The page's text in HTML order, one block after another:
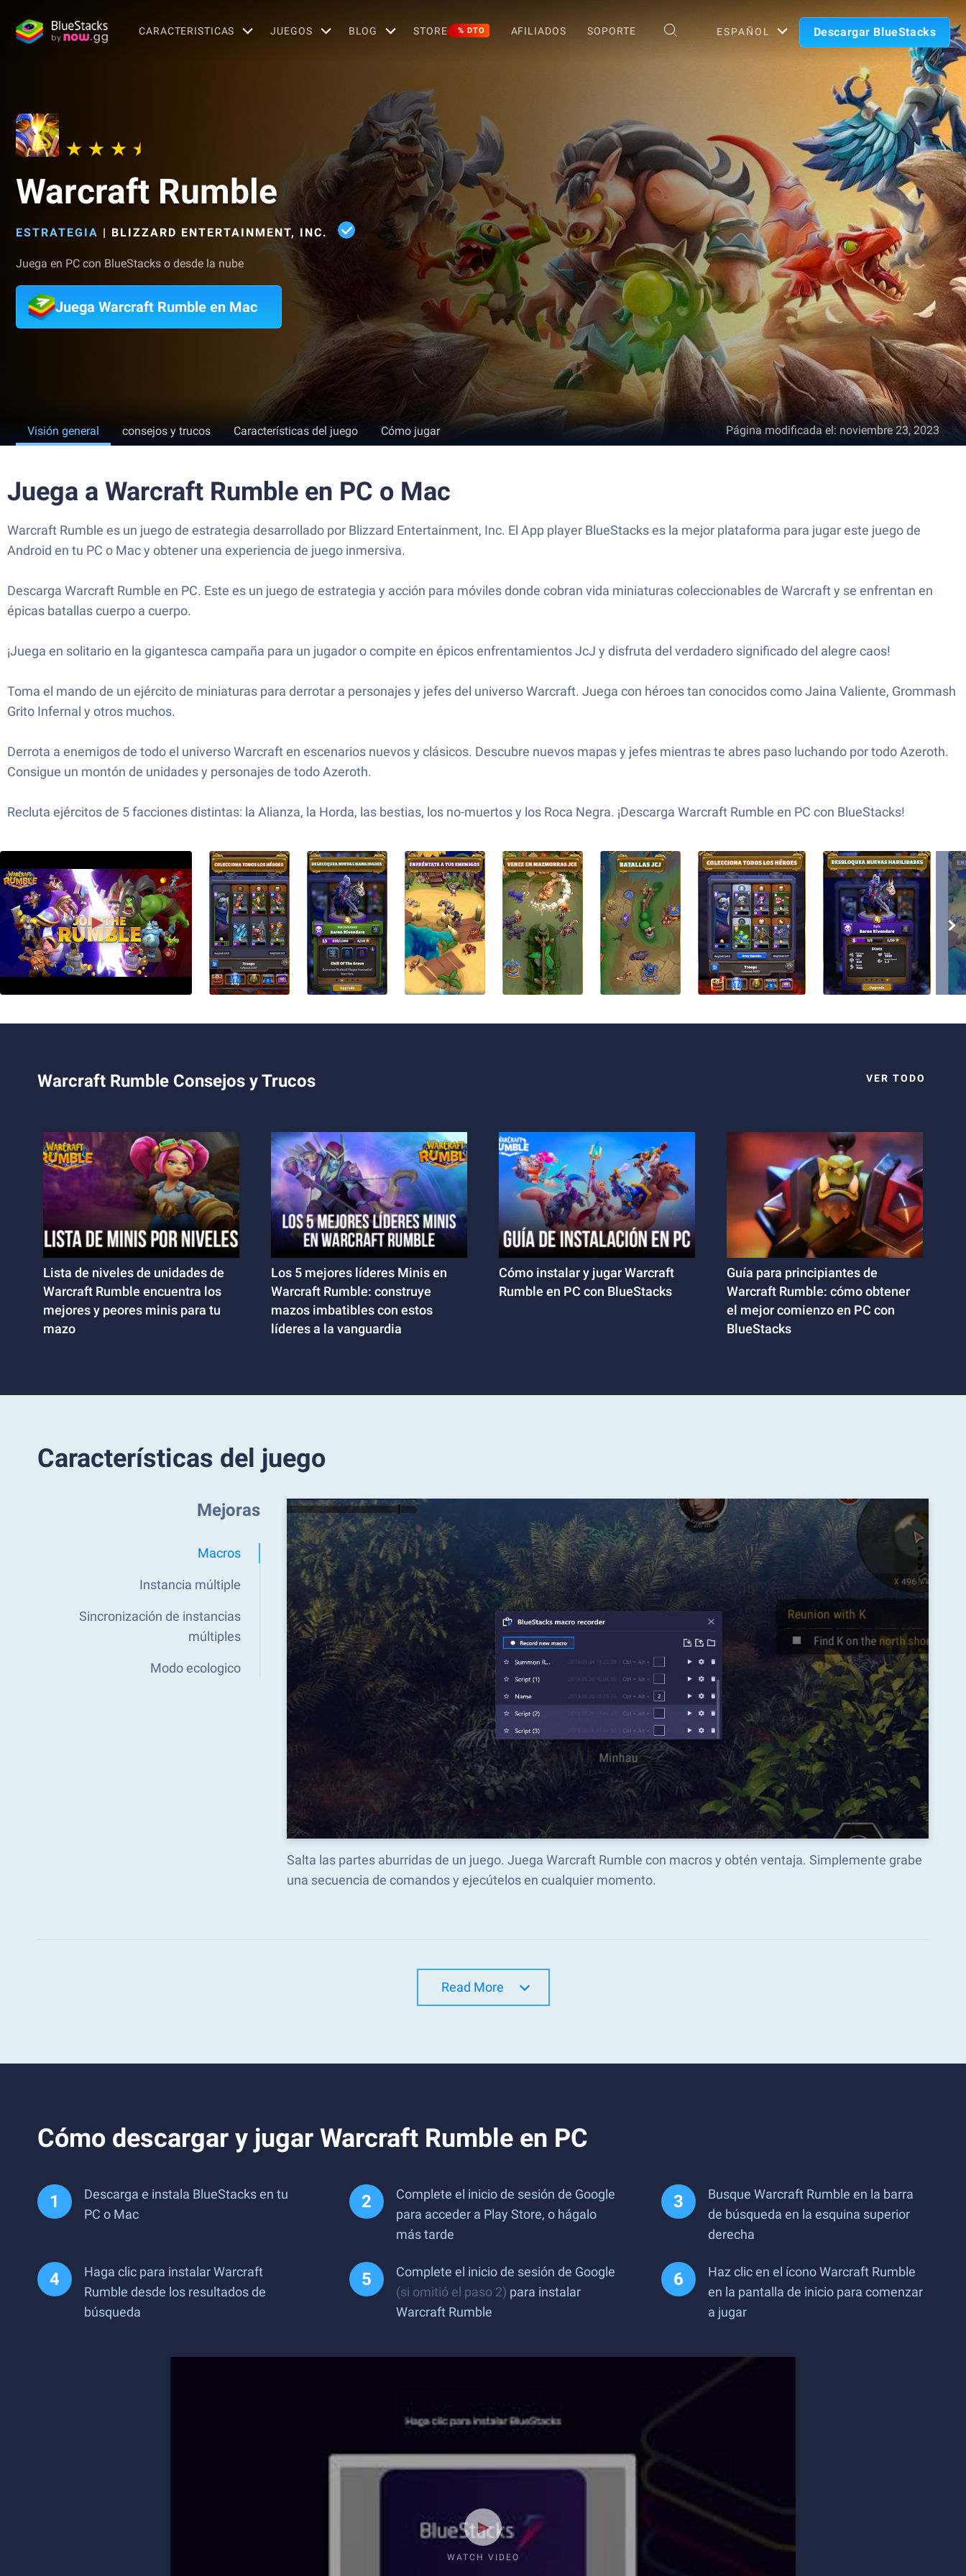
CARACTERISTICAS JUEGOS BLOG STORE % DTO AFILIADOS SOPORTE ESPAÑOL Descargar BlueStacks
Warcraft Rumble
ESTRATEGIA | BLIZZARD ENTERTAINMENT, INC.
Juega en PC con BlueStacks o desde la nube
Juega Warcraft Rumble en Mac
Visión general consejos y trucos Características del juego Cómo jugar Página modificada el: noviembre 23, 2023
Juega a Warcraft Rumble en PC o Mac
Warcraft Rumble es un juego de estrategia desarrollado por Blizzard Entertainment, Inc. El App player BlueStacks es la mejor plataforma para jugar este juego de
Android en tu PC o Mac y obtener una experiencia de juego inmersiva.
Descarga Warcraft Rumble en PC. Este es un juego de estrategia y acción para móviles donde cobran vida miniaturas coleccionables de Warcraft y se enfrentan en
épicas batallas cuerpo a cuerpo.
¡Juega en solitario en la gigantesca campaña para un jugador o compite en épicos enfrentamientos JcJ y disfruta del verdadero significado del alegre caos!
Toma el mando de un ejército de miniaturas para derrotar a personajes y jefes del universo Warcraft. Juega con héroes tan conocidos como Jaina Valiente, Grommash
Grito Infernal y otros muchos.
Derrota a enemigos de todo el universo Warcraft en escenarios nuevos y clásicos. Descubre nuevos mapas y jefes mientras te abres paso luchando por todo Azeroth.
Consigue un montón de unidades y personajes de todo Azeroth.
Recluta ejércitos de 5 facciones distintas: la Alianza, la Horda, las bestias, los no-muertos y los Roca Negra. ¡Descarga Warcraft Rumble en PC con BlueStacks!
Warcraft Rumble Consejos y Trucos VER TODO
Lista de niveles de unidades de
Warcraft Rumble encuentra los
mejores y peores minis para tu
mazo
Los 5 mejores líderes Minis en
Warcraft Rumble: construye
mazos imbatibles con estos
líderes a la vanguardia
Cómo instalar y jugar Warcraft
Rumble en PC con BlueStacks
Guía para principiantes de
Warcraft Rumble: cómo obtener
el mejor comienzo en PC con
BlueStacks
Características del juego
Mejoras
Macros
Instancia múltiple
Sincronización de instancias
múltiples
Modo ecologico
Salta las partes aburridas de un juego. Juega Warcraft Rumble con macros y obtén ventaja. Simplemente grabe
una secuencia de comandos y ejecútelos en cualquier momento.
Read More
Cómo descargar y jugar Warcraft Rumble en PC
Descarga e instala BlueStacks en tu
PC o Mac
Complete el inicio de sesión de Google
para acceder a Play Store, o hágalo
más tarde
Busque Warcraft Rumble en la barra
de búsqueda en la esquina superior
derecha
Haga clic para instalar Warcraft
Rumble desde los resultados de
búsqueda
Complete el inicio de sesión de Google
(si omitió el paso 2) para instalar
Warcraft Rumble
Haz clic en el ícono Warcraft Rumble
en la pantalla de inicio para comenzar
a jugar
WATCH VIDEO